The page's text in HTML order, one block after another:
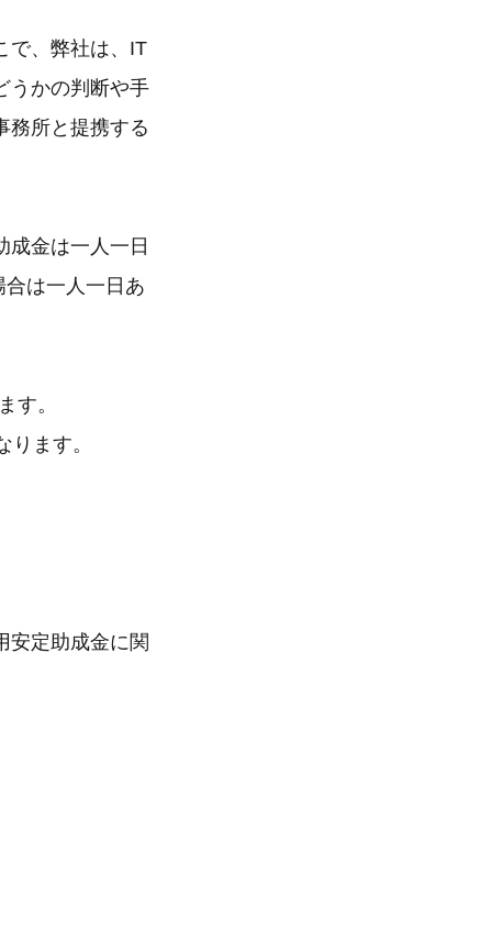
で、弊社は、IT
うかの判断や手
務所と提携する
成金は一人一日
は一人一日あ
す。
ます。
安定助成金に関